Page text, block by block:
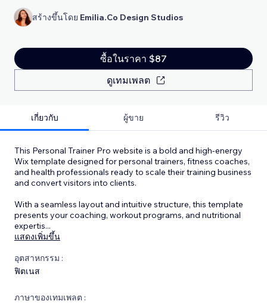
สร้างขึ้นโดย Emilia.Co Design Studios
ซื้อในราคา $87
ดูเทมเพลต
เกี่ยวกับ ผู้ขาย รีวิว
This Personal Trainer Pro website is a bold and high-energy
Wix template designed for personal trainers, fitness coaches,
and health professionals ready to scale their training business
and convert visitors into clients.
With a seamless layout and intuitive structure, this template
presents your coaching, workout programs, and nutritional
expertis...
แสดงเพิ่มขึ้น
อุตสาหกรรม :
ฟิตเนส
ภาษาของเทมเพลต :